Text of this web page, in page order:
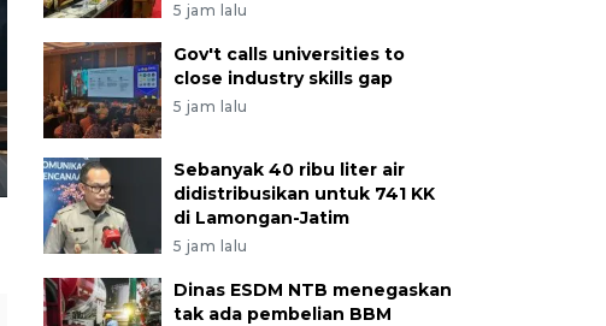
5 jam lalu
Gov't calls universities to
close industry skills gap
5 jam lalu
Sebanyak 40 ribu liter air
didistribusikan untuk 741 KK
di Lamongan-Jatim
5 jam lalu
Dinas ESDM NTB menegaskan
tak ada pembelian BBM